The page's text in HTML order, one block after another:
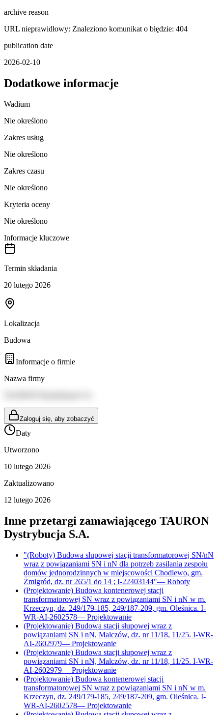
archive reason
URL nieprawidłowy: Znaleziono komunikat o błędzie: 404
publication date
2026-02-10
Dodatkowe informacje
Wadium
Nie określono
Zakres usług
Nie określono
Zakres czasu
Nie określono
Kryteria oceny
Nie określono
Informacje kluczowe
Termin składania
20 lutego 2026
Lokalizacja
Budowa
Informacje o firmie
Nazwa firmy
Zaloguj się, aby zobaczyć
Daty
Utworzono
10 lutego 2026
Zaktualizowano
12 lutego 2026
Inne przetargi zamawiającego TAURON
Dystrybucja S.A.
"(Roboty) Budowa słupowej stacji transformatorowej SN/nN
wraz z powiązaniami SN i nN dla potrzeb zasilania zespołu
domów jednorodzinnych w miejscowości Chodlewo, gm.
Żmigród, dz. nr 265/1 do 14 ; I-22403144"— Roboty
(Projektowanie) Budowa kontenerowej stacji
transformatorowej SN wraz z powiązaniami SN i nN w m.
Krzeczyn, dz. 249/179-185, 249/187-209, gm. Oleśnica. I-
WR-AI-2602578— Projektowanie
(Projektowanie) Budowa stacji słupowej wraz z
powiązaniami SN i nN, Malczów, dz. nr 11/18, 11/25. I-WR-
AI-2602979— Projektowanie
(Projektowanie) Budowa stacji słupowej wraz z
powiązaniami SN i nN, Malczów, dz. nr 11/18, 11/25. I-WR-
AI-2602979— Projektowanie
(Projektowanie) Budowa kontenerowej stacji
transformatorowej SN wraz z powiązaniami SN i nN w m.
Krzeczyn, dz. 249/179-185, 249/187-209, gm. Oleśnica. I-
WR-AI-2602578— Projektowanie